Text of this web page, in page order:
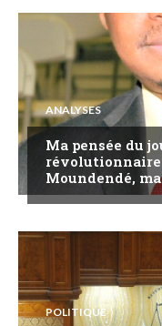
ANALYSES
Ma pensée du
révolutionnaire
Moundendé,
POLITIQUE